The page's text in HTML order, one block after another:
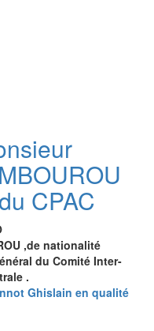
CPAC
,de nationalité
du Comité Inter-
.
Ghislain en qualité